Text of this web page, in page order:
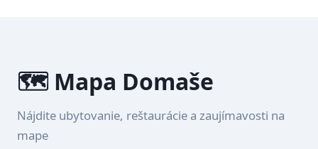
🗺️ Mapa Domaše
Nájdite ubytovanie, reštaurácie a zaujímavosti na
mape